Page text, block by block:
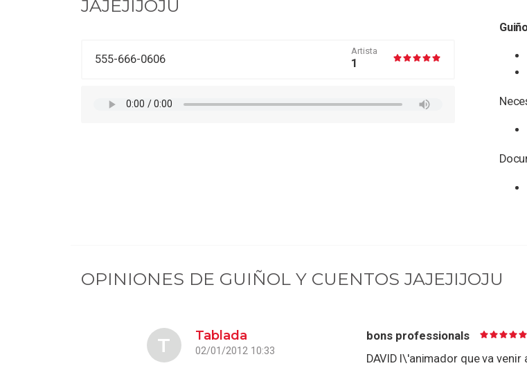
JAJEJIJOJU
555-666-0606
Artista
1
OPINIONES DE GUIÑOL Y CUENTOS JAJEJIJOJU
Tablada
02/01/2012 10:33
T
bons professionals
DAVID l\'animador que va